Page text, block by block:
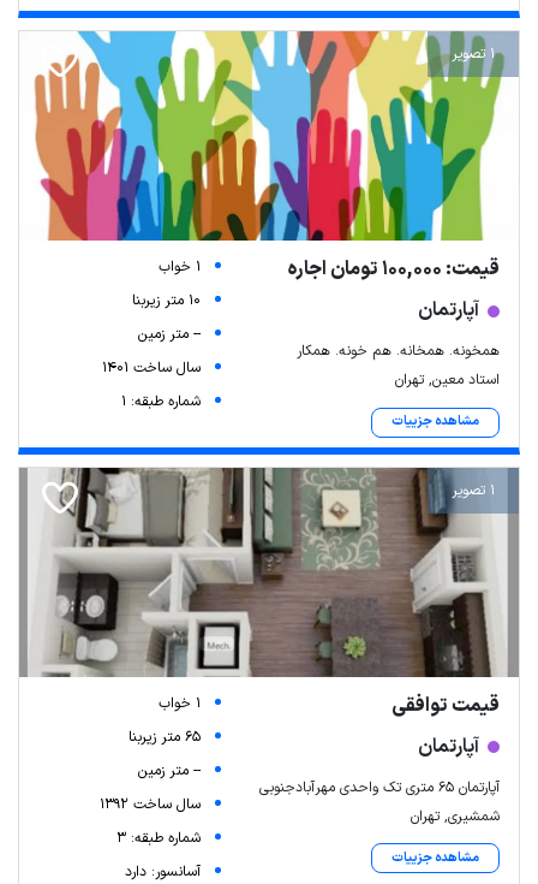
1 تصویر
قیمت: 100,000 تومان اجاره
آپارتمان
همخونه. همخانه. هم خونه. همکار
استاد معین, تهران
مشاهده جزییات
1 خواب
10 متر زیربنا
-- متر زمین
سال ساخت 1401
شماره طبقه: 1
1 تصویر
قیمت توافقی
آپارتمان
آپارتمان ۶۵ متری تک واحدی مهرآبادجنوبی
شمشیری, تهران
مشاهده جزییات
1 خواب
65 متر زیربنا
-- متر زمین
سال ساخت 1392
شماره طبقه: 3
آسانسور: دارد